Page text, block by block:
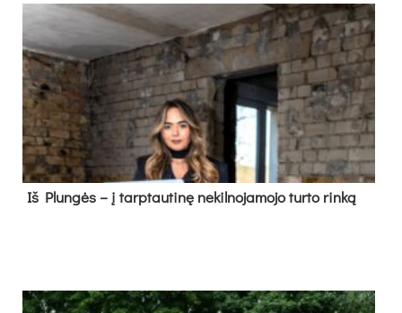
Iš Plungės – į tarptautinę nekilnojamojo turto rinką